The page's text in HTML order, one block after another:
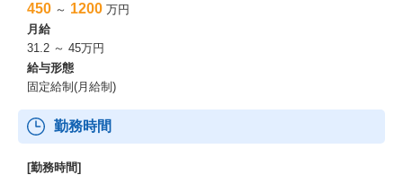
450 ～ 1200 万円
月給
31.2 ～ 45万円
給与形態
固定給制(月給制)
勤務時間
[勤務時間]